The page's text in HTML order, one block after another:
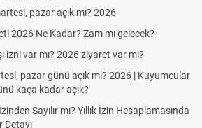
pazar açık mı? 2026
2026 Ne Kadar? Zam mı gelecek?
izni var mı? 2026 ziyaret var mı?
pazar günü açık mı? 2026 | Kuyumcular
kaça kadar açık?
Sayılır mı? Yıllık İzin Hesaplamasında
Detayı